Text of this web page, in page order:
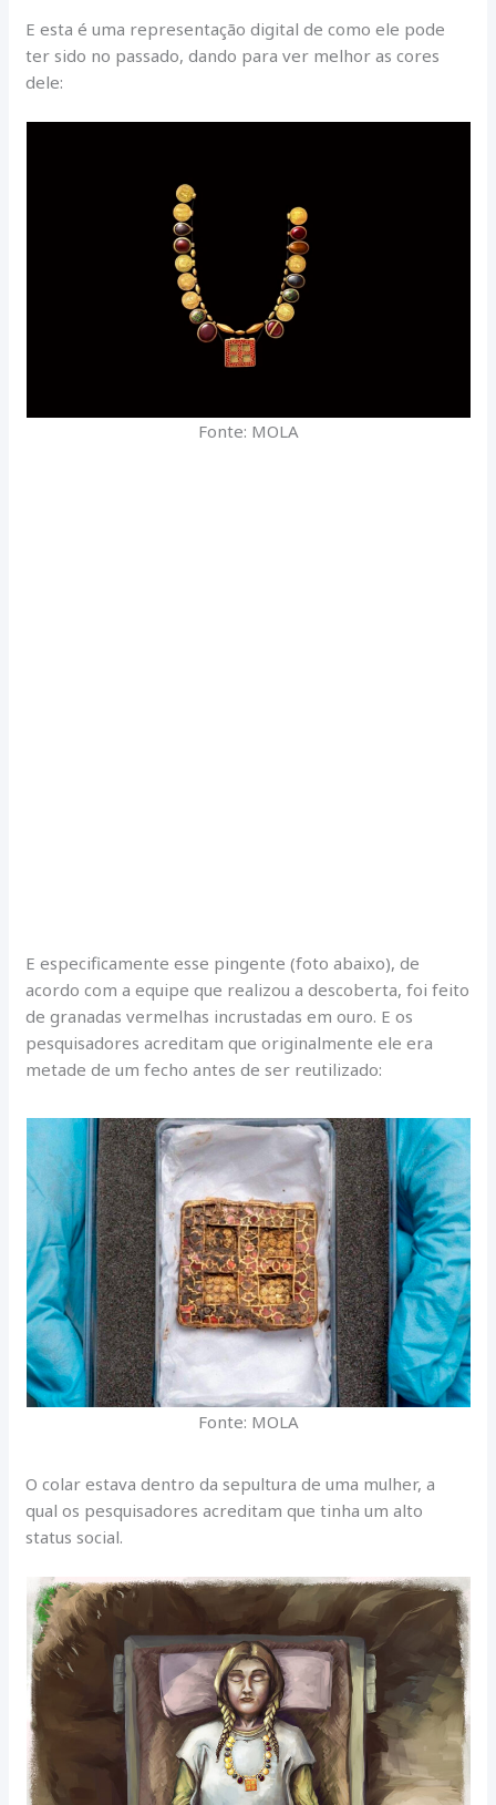
E esta é uma representação digital de como ele pode
ter sido no passado, dando para ver melhor as cores
dele:
Fonte: MOLA
E especificamente esse pingente (foto abaixo), de
acordo com a equipe que realizou a descoberta, foi feito
de granadas vermelhas incrustadas em ouro. E os
pesquisadores acreditam que originalmente ele era
metade de um fecho antes de ser reutilizado:
Fonte: MOLA
O colar estava dentro da sepultura de uma mulher, a
qual os pesquisadores acreditam que tinha um alto
status social.